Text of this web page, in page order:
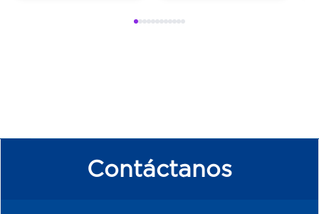
Contáctanos